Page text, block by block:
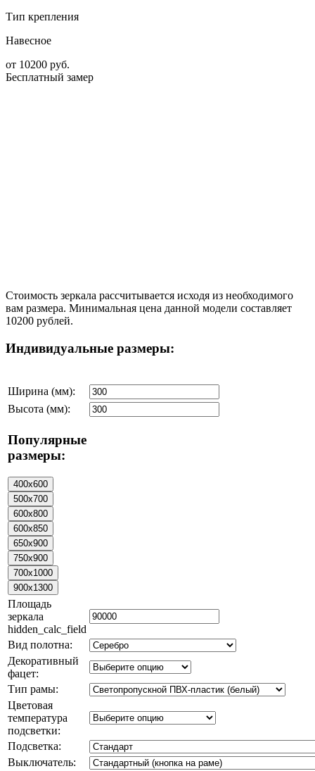
Тип крепления
Навесное
от 10200 руб.
Бесплатный замер
Стоимость зеркала рассчитывается исходя из необходимого
вам размера. Минимальная цена данной модели составляет
10200 рублей.
Индивидуальные размеры:
Ширина (мм):
Высота (мм):
Популярные
размеры:
Площадь
зеркала
hidden_calc_field
Вид полотна:
Декоративный
фацет:
Тип рамы:
Цветовая
температура
подсветки:
Подсветка:
Выключатель: